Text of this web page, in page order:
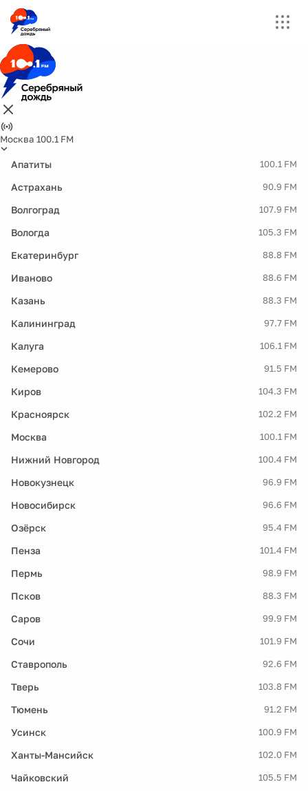
Москва 100.1 FM
Апатиты 100.1 FM
Астрахань 90.9 FM
Волгоград 107.9 FM
Вологда 105.3 FM
Екатеринбург 88.8 FM
Иваново 88.6 FM
Казань 88.3 FM
Калининград 97.7 FM
Калуга 106.1 FM
Кемерово 91.5 FM
Киров 104.3 FM
Красноярск 102.2 FM
Москва 100.1 FM
Нижний Новгород 100.4 FM
Новокузнецк 96.9 FM
Новосибирск 96.6 FM
Озёрск 95.4 FM
Пенза 101.4 FM
Пермь 98.9 FM
Псков 88.3 FM
Саров 99.9 FM
Сочи 101.9 FM
Ставрополь 92.6 FM
Тверь 103.8 FM
Тюмень 91.2 FM
Усинск 100.9 FM
Ханты-Мансийск 102.0 FM
Чайковский 105.5 FM